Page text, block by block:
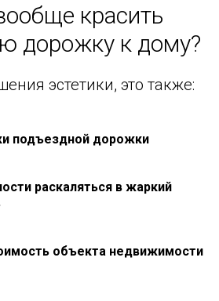
красить
дорожку к дому?
эстетики, это также:
подъездной дорожки
раскаляться в жаркий
объекта недвижимости